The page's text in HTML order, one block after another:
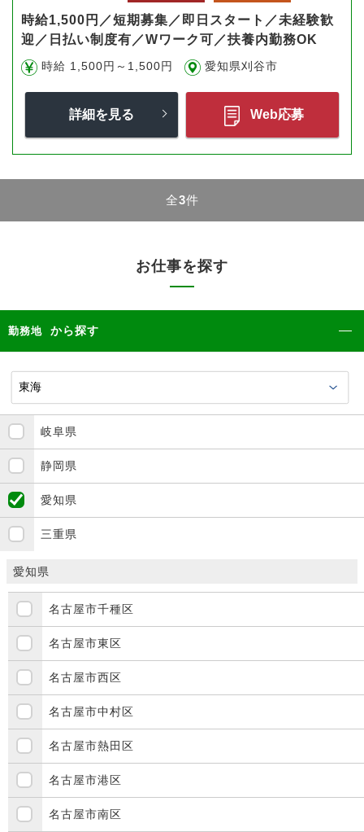
時給1,500円／短期募集／即日スタート／未経験歓
迎／日払い制度有／Wワーク可／扶養内勤務OK
時給 1,500円～1,500円 愛知県刈谷市
詳細を見る Web応募
全3件
お仕事を探す
勤務地 から探す
岐阜県
静岡県
愛知県
三重県
愛知県
名古屋市千種区
名古屋市東区
名古屋市西区
名古屋市中村区
名古屋市熱田区
名古屋市港区
名古屋市南区